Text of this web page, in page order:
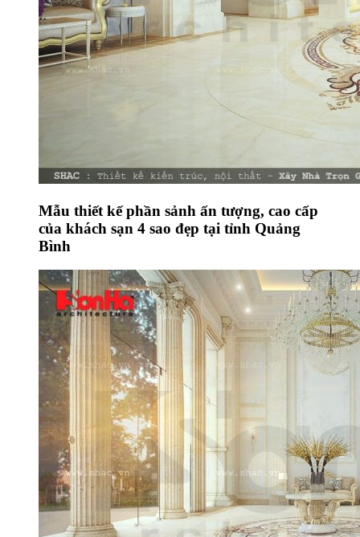
Mẫu thiết kế phần sảnh ấn tượng, cao cấp
của khách sạn 4 sao đẹp tại tỉnh Quảng
Bình